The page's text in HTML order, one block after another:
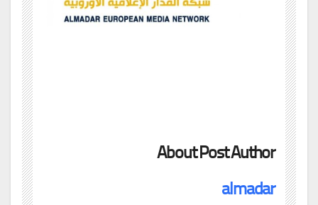
About Post Author
almadar